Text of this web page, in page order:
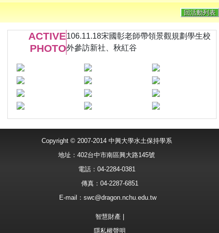
回活動列表
ACTIVE
PHOTO
106.11.18宋國彰老師帶領景觀規劃學生校
外參訪新社、秋紅谷
Copyright © 2007-2014 中興大學水土保持學系
地址：402台中市南區興大路145號
電話：04-2284-0381
傳真：04-2287-6851
E-mail： swc@dragon.nchu.edu.tw
智慧財產
隱私權聲明